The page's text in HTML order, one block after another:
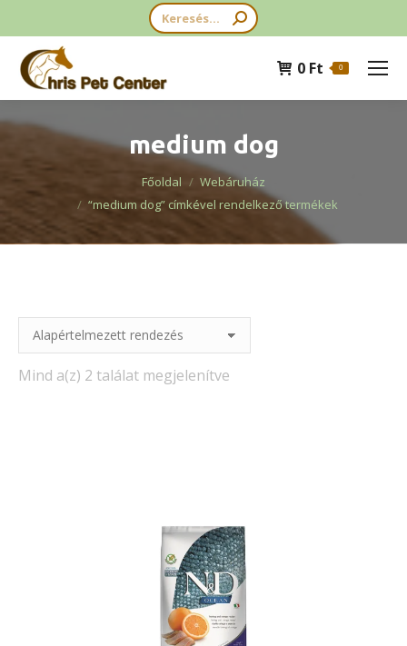
Search:
0 Ft 0
medium dog
You are here: Főoldal
Webáruház
“medium dog” címkével rendelkező termékek
Mind a(z) 2 találat megjelenítve